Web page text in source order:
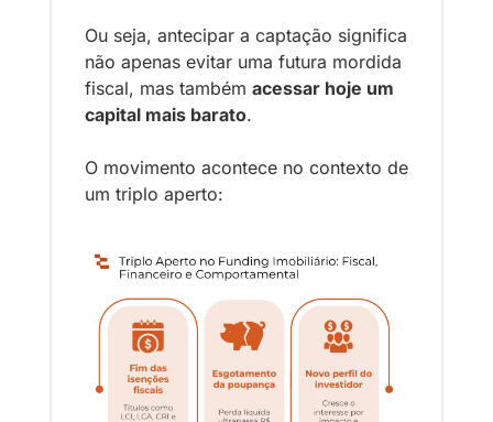
Ou seja, antecipar a captação significa
não apenas evitar uma futura mordida
fiscal, mas também acessar hoje um
capital mais barato.
O movimento acontece no contexto de
um triplo aperto: